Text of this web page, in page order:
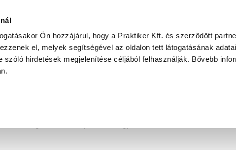
Ön hozzájárul, hogy a Praktiker Kft. és szerződött
el, melyek segítségével az oldalon tett látogatásának
szóló hirdetések megjelenítése céljából felhasználják. Bővebb